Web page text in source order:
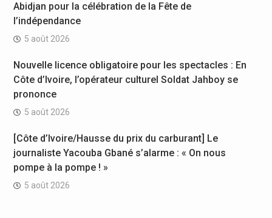
Abidjan pour la célébration de la Fête de
l’indépendance
5 août 2026
Nouvelle licence obligatoire pour les spectacles : En
Côte d’Ivoire, l’opérateur culturel Soldat Jahboy se
prononce
5 août 2026
[Côte d’Ivoire/Hausse du prix du carburant] Le
journaliste Yacouba Gbané s’alarme : « On nous
pompe à la pompe ! »
5 août 2026